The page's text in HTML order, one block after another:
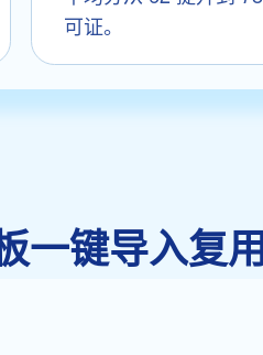
可证。
一键导入复